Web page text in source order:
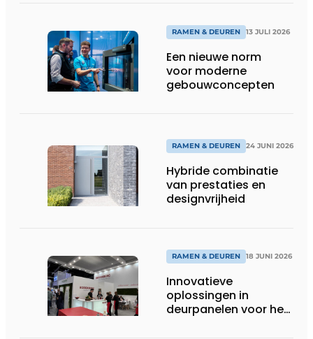
RAMEN & DEUREN 13 JULI 2026
Een nieuwe norm
voor moderne
gebouwconcepten
RAMEN & DEUREN 24 JUNI 2026
Hybride combinatie
van prestaties en
designvrijheid
RAMEN & DEUREN 18 JUNI 2026
Innovatieve
oplossingen in
deurpanelen voor het